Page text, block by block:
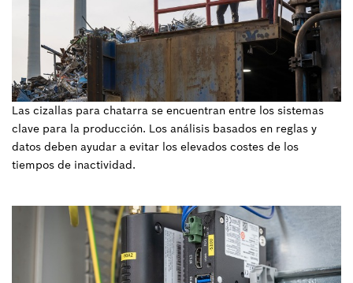
Las cizallas para chatarra se encuentran entre los sistemas
clave para la producción. Los análisis basados en reglas y
datos deben ayudar a evitar los elevados costes de los
tiempos de inactividad.